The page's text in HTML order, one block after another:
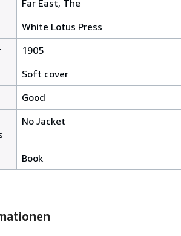
Far East, The
White Lotus Press
1905
Soft cover
Good
No Jacket
Book